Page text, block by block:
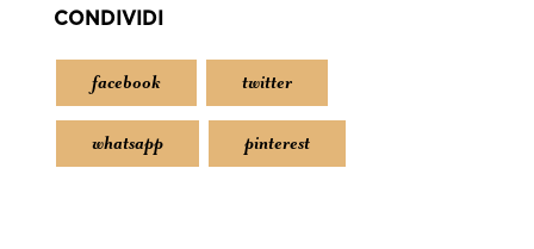
CONDIVIDI
facebook twitter
whatsapp pinterest